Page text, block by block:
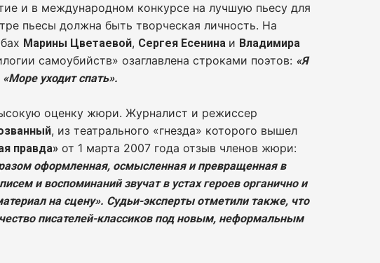
и в международном конкурсе на лучшую пьесу для
пьесы должна быть творческая личность. На
Марины Цветаевой, Сергея Есенина и Владимира
самоубийств» озаглавлена строками поэтов: «Я
«Море уходит спать».
оценку жюри. Журналист и режиссер
, из театрального «гнезда» которого вышел
правда» от 1 марта 2007 года отзыв членов жюри:
оформленная, осмысленная и превращенная в
и воспоминаний звучат в устах героев органично и
на сцену». Судьи-эксперты отметили также, что
писателей-классиков под новым, неформальным